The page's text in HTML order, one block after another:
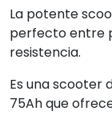
La potente
perfecto entre
resistencia.
Es una scooter
75Ah que